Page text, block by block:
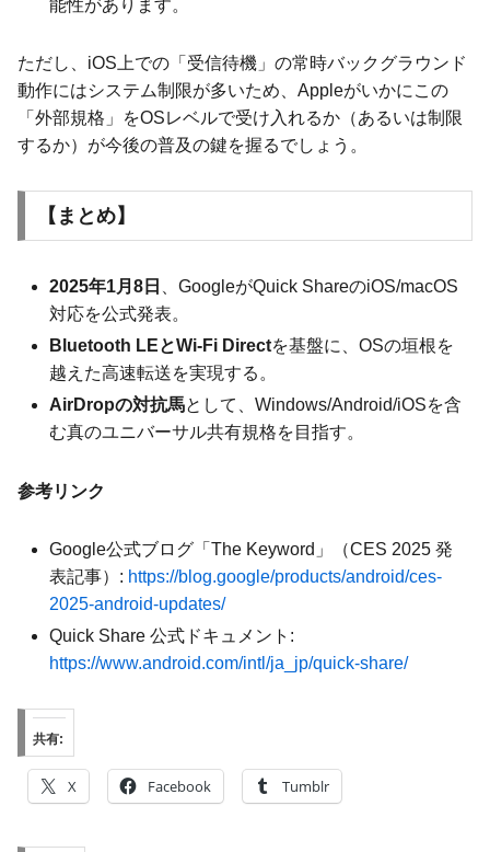
能性があります。
ただし、iOS上での「受信待機」の常時バックグラウンド
動作にはシステム制限が多いため、Appleがいかにこの
「外部規格」をOSレベルで受け入れるか（あるいは制限
するか）が今後の普及の鍵を握るでしょう。
【まとめ】
2025年1月8日
、GoogleがQuick ShareのiOS/macOS
対応を公式発表。
Bluetooth LEとWi-Fi Directを基盤に、OSの垣根を
越えた高速転送を実現する。
AirDropの対抗馬として、Windows/Android/iOSを含
む真のユニバーサル共有規格を目指す。
参考リンク
Google公式ブログ「The Keyword」（CES 2025 発
表記事）: https://blog.google/products/android/ces-
2025-android-updates/
Quick Share 公式ドキュメント:
https://www.android.com/intl/ja_jp/quick-share/
共有:
X Facebook Tumblr